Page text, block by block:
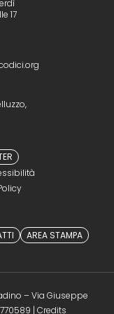
17
AREA STAMPA
– Via Giuseppe
| Credits